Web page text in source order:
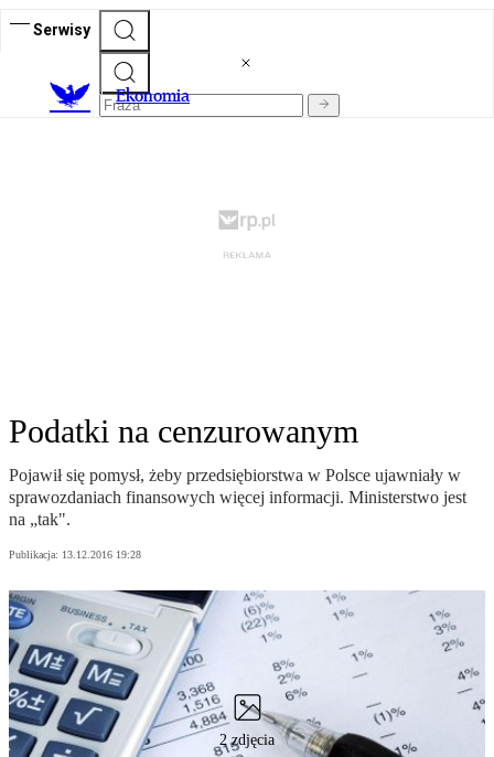
Serwisy
Ekonomia
Podatki na cenzurowanym
Pojawił się pomysł, żeby przedsiębiorstwa w Polsce ujawniały w
sprawozdaniach finansowych więcej informacji. Ministerstwo jest
na „tak".
Publikacja: 13.12.2016 19:28
2 zdjęcia